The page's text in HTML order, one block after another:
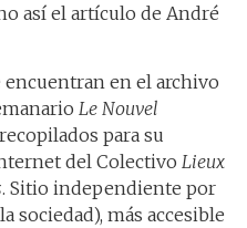
así el artículo de André
en el archivo
Le Nouvel
para su
del Colectivo Lieux
. Sitio independiente por
sociedad), más accesible